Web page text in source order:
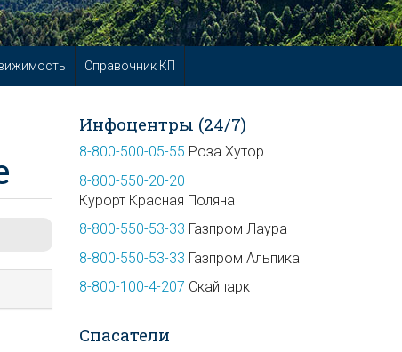
Справочник КП
Инфоцентры (24/7)
8-800-500-05-55 Роза Хутор
8-800-550-20-20
Курорт Красная Поляна
8-800-550-53-33 Газпром Лаура
8-800-550-53-33 Газпром Альпика
8-800-100-4-207 Скайпарк
Спасатели